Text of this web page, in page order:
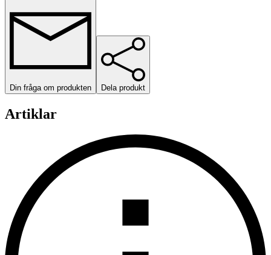
Din fråga om produkten Dela produkt
Artiklar